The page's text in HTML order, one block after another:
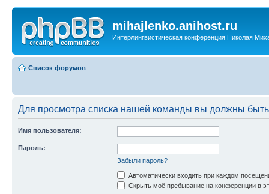
mihajlenko.anihost.ru
Интерлингвистическая конференция Николая
Список форумов
Для просмотра списка нашей команды вы должны
Имя пользователя:
Пароль:
Забыли пароль?
Автоматически входить при каждом
Скрыть моё пребывание на конференции в